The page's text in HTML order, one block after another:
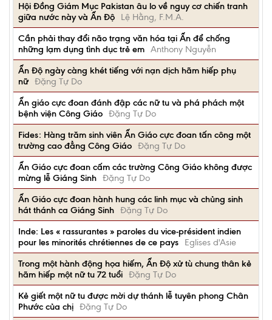
Hội Đồng Giám Mục Pakistan âu lo về nguy cơ chiến tranh
giữa nước này và Ấn Độ
Lệ Hằng, F.M.A.
Cần phải thay đổi não trạng văn hóa tại Ấn để chống
những lạm dụng tình dục trẻ em Anthony Nguyễn
Ấn Độ ngày càng khét tiếng với nạn dịch hãm hiếp phụ
nữ Đặng Tự Do
Ấn giáo cực đoan đánh đập các nữ tu và phá phách một
bệnh viện Công Giáo Đặng Tự Do
Fides: Hàng trăm sinh viên Ấn Giáo cực đoan tấn công một
trường cao đẳng Công Giáo Đặng Tự Do
Ấn Giáo cực đoan cấm các trường Công Giáo không được
mừng lễ Giáng Sinh Đặng Tự Do
Ấn Giáo cực đoan hành hung các linh mục và chủng sinh
hát thánh ca Giáng Sinh Đặng Tự Do
Inde: Les « rassurantes » paroles du vice-président indien
pour les minorités chrétiennes de ce pays
Eglises d'Asie
Trong một hành động họa hiếm, Ấn Độ xử tù chung thân kẻ
hãm hiếp một nữ tu 72 tuổi Đặng Tự Do
Kẻ giết một nữ tu được mời dự thánh lễ tuyên phong Chân
Phước của chị Đặng Tự Do